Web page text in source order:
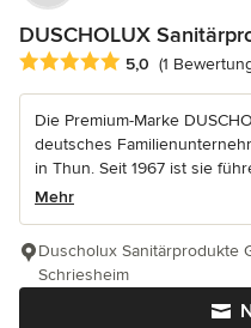
DUSCHOLUX
Durchschnittliche
5,0 (1
Die Premium-Marke
deutsches
in Thun. Seit 1967 ist sie
Mehr
Duscholux Sanitärprodukte
Schriesheim